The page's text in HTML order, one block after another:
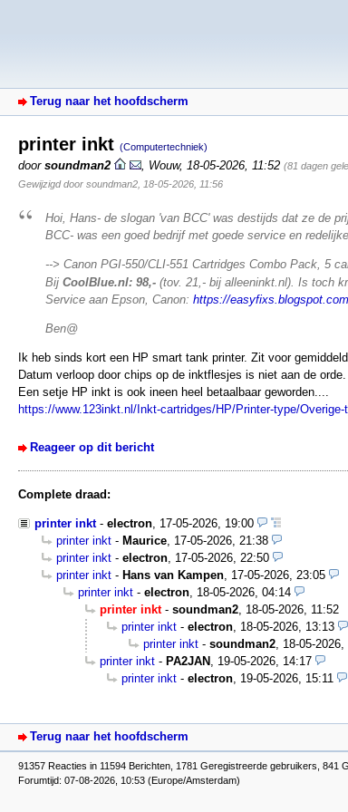
Terug naar het hoofdscherm
printer inkt (Computertechniek)
door soundman2 Wouw, 18-05-2026, 11:52 (81 dagen
Gewijzigd door soundman2, 18-05-2026, 11:56
Hoi, Hans- de slogan 'van BCC' was destijds dat ze de
BCC- was een goed bedrijf met goede service en
--> Canon PGI-550/CLI-551 Cartridges Combo Pack, 5
Bij CoolBlue.nl: 98,- (tov. 21,- bij alleeninkt.nl). Is toch
Service aan Epson, Canon: https://
Ben@
Ik heb sinds kort een HP smart tank printer. Zit voor
Datum verloop door chips op de inktflesjes is niet aan de orde.
Een setje HP inkt is ook ineen heel betaalbaar geworden....
https://www.123inkt.nl/Inkt-cartridges/HP/Printer-type/
Reageer op dit bericht
Complete draad:
printer inkt- electron, 17-05-2026, 19:00
printer inkt - Maurice, 17-05-2026, 21:38
printer inkt - electron, 17-05-2026, 22:50
printer inkt - Hans van Kampen, 17-05-2026, 23:05
printer inkt - electron, 18-05-2026, 04:14
printer inkt- soundman2, 18-05-2026, 11:52
printer inkt - electron, 18-05-2026, 13:13
printer inkt - soundman2, 18-05-2026,
printer inkt - PA2JAN , 19-05-2026, 14:17
printer inkt - electron, 19-05-2026, 15:11
Terug naar het hoofdscherm
91357 Reacties in 11594 Berichten, 1781 Geregistreerde gebruikers, 841
Forumtijd: 07-08-2026, 10:53 (Europe/Amsterdam)